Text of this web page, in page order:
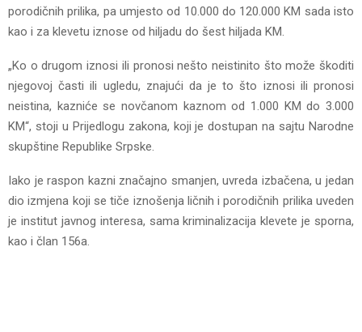
porodičnih prilika, pa umjesto od 10.000 do 120.000 KM sada isto
kao i za klevetu iznose od hiljadu do šest hiljada KM.
„Ko o drugom iznosi ili pronosi nešto neistinito što može škoditi
njegovoj časti ili ugledu, znajući da je to što iznosi ili pronosi
neistina, kazniće se novčanom kaznom od 1.000 KM do 3.000
KM“, stoji u Prijedlogu zakona, koji je dostupan na sajtu Narodne
skupštine Republike Srpske.
Iako je raspon kazni značajno smanjen, uvreda izbačena, u jedan
dio izmjena koji se tiče iznošenja ličnih i porodičnih prilika uveden
je institut javnog interesa, sama kriminalizacija klevete je sporna,
kao i član 156a.